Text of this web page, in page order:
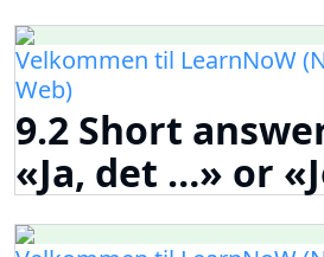
Velkommen til LearnNoW
Web)
9.2 Short
«Ja, det …» or